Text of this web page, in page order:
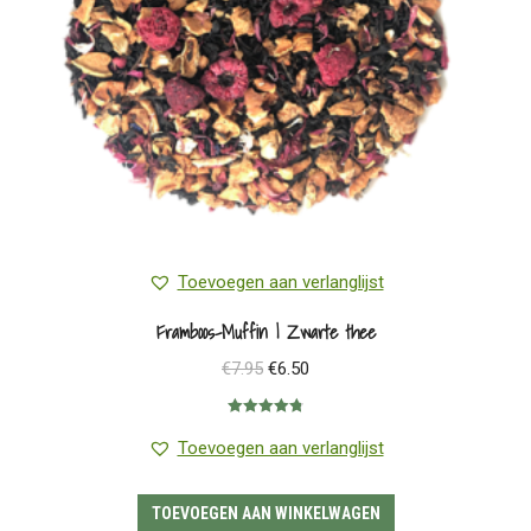
worden
op
de
productpagina
Toevoegen aan verlanglijst
Framboos-Muffin | Zwarte thee
€7.95 Oorspronkelijke
prijs
€7.95.
€6.50
€6.50.
4.83uit 5
Toevoegen aan verlanglijst
TOEVOEGEN AAN WINKELWAGEN